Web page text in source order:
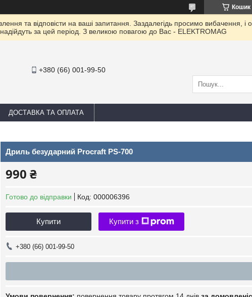
Кошик
та відповісти на ваші запитання. Заздалегідь просимо вибачення,
за цей період. З великою повагою до Ваc - ELEKTROMAG
+380 (66) 001-99-50
ДОСТАВКА ТА ОПЛАТА
Дриль безударний Procraft PS-700
990 ₴
Готово до відправки Код: 000006396
Купити Купити з
+380 (66) 001-99-50